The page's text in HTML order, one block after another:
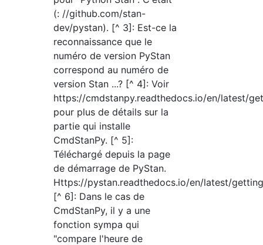
(: //github.com/stan-
dev/pystan). [^ 3]: Est-ce la
reconnaissance que le
numéro de version PyStan
correspond au numéro de
version Stan ...? [^ 4]: Voir
https://cmdstanpy.readthedocs.io/en/latest/
pour plus de détails sur la
partie qui installe
CmdStanPy. [^ 5]:
Téléchargé depuis la page
de démarrage de PyStan.
Https://pystan.readthedocs.io/en/latest/
[^ 6]: Dans le cas de
CmdStanPy, il y a une
fonction sympa qui
"compare l'heure de